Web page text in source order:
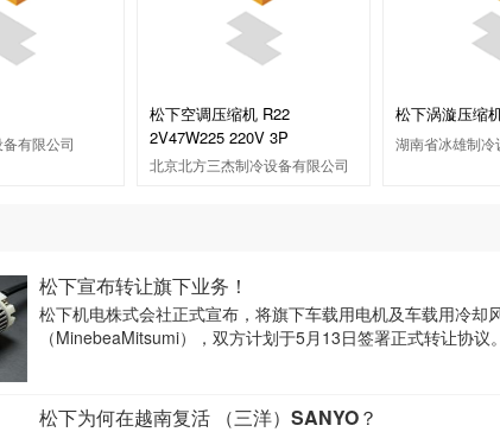
有限公司
松下空调压缩机 R22
2V47W225 220V 3P
北京北方三杰制冷设备有限公司
松下涡漩压缩
湖南省冰雄制冷
松下宣布转让旗下业务！
松下机电株式会社正式宣布，将旗下车载用电机及车载用冷却
（MinebeaMitsumi），双方计划于5月13日签署正式转让协议。
松下为何在越南复活 （三洋）SANYO？